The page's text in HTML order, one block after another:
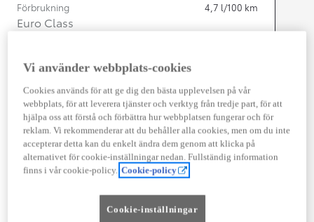
Förbrukning 4,7 l/100 km
Euro Class
Motor
Cylindrar
4
Kapacitet
1 987 cc
Effekt
144 kw (196 hk)
Vi använder webbplats-cookies
Cookies används för att ge dig den bästa upplevelsen på vår
webbplats, för att leverera tjänster och verktyg från tredje part, för att
hjälpa oss att förstå och förbättra hur webbplatsen fungerar och för
reklam. Vi rekommenderar att du behåller alla cookies, men om du inte
accepterar detta kan du enkelt ändra dem genom att klicka på
alternativet för cookie-inställningar nedan. Fullständig information
finns i vår cookie-policy. Cookie-policy
Cookie-inställningar